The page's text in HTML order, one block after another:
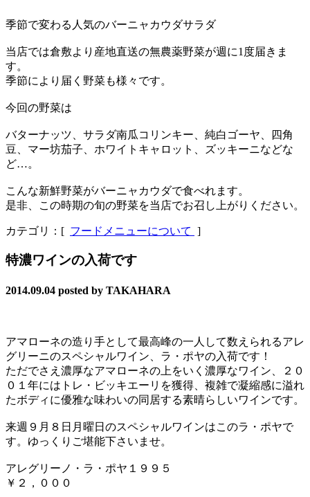
季節で変わる人気のバーニャカウダサラダ
当店では倉敷より産地直送の無農薬野菜が週に1度届きま
す。
季節により届く野菜も様々です。
今回の野菜は
バターナッツ、サラダ南瓜コリンキー、純白ゴーヤ、四角
豆、マー坊茄子、ホワイトキャロット、ズッキーニなどな
ど…。
こんな新鮮野菜がバーニャカウダで食べれます。
是非、この時期の旬の野菜を当店でお召し上がりください。
カテゴリ：[ フードメニューについて ]
特濃ワインの入荷です
2014.09.04 posted by TAKAHARA
アマローネの造り手として最高峰の一人して数えられるアレ
グリーニのスペシャルワイン、ラ・ポヤの入荷です！
ただでさえ濃厚なアマローネの上をいく濃厚なワイン、２０
０１年にはトレ・ビッキエーリを獲得、複雑で凝縮感に溢れ
たボディに優雅な味わいの同居する素晴らしいワインです。
来週９月８日月曜日のスペシャルワインはこのラ・ポヤで
す。ゆっくりご堪能下さいませ。
アレグリーノ・ラ・ポヤ１９９５
￥２，０００